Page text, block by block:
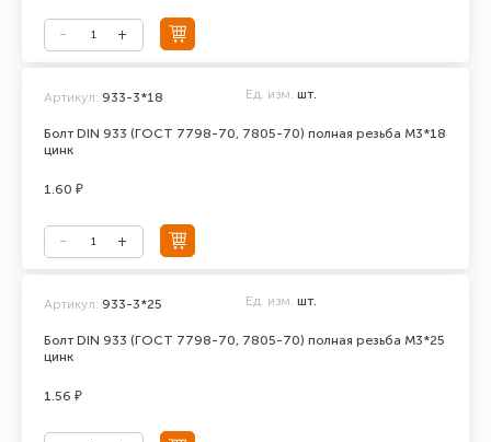
Болт DIN 933 (ГОСТ 7798-70, 7805-70) полная резьба М3*18
цинк
Артикул: 933-3*18 Ед. изм. шт.
1.60 ₽
Болт DIN 933 (ГОСТ 7798-70, 7805-70) полная резьба М3*25
цинк
Артикул: 933-3*25 Ед. изм. шт.
1.56 ₽